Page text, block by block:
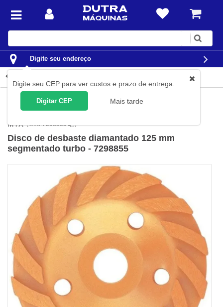
Digite
Digite seu endereço
Digite seu CEP para ver custos e prazo de entrega.
Digitar CEP Mais tarde
Ferramentas Acessórios para Ferramentas
Diamantados
MTX (Cód.7298855 )
Disco de desbaste diamantado 125 mm
segmentado turbo - 7298855